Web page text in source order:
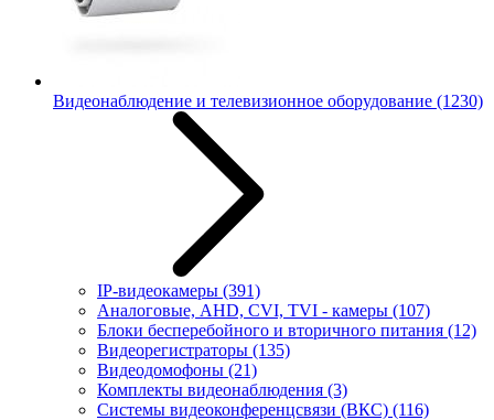
Видеонаблюдение и телевизионное оборудование (1230)
IP-видеокамеры (391)
Аналоговые, AHD, CVI, TVI - камеры (107)
Блоки бесперебойного и вторичного питания (12)
Видеорегистраторы (135)
Видеодомофоны (21)
Комплекты видеонаблюдения (3)
Системы видеоконференцсвязи (ВКС) (116)